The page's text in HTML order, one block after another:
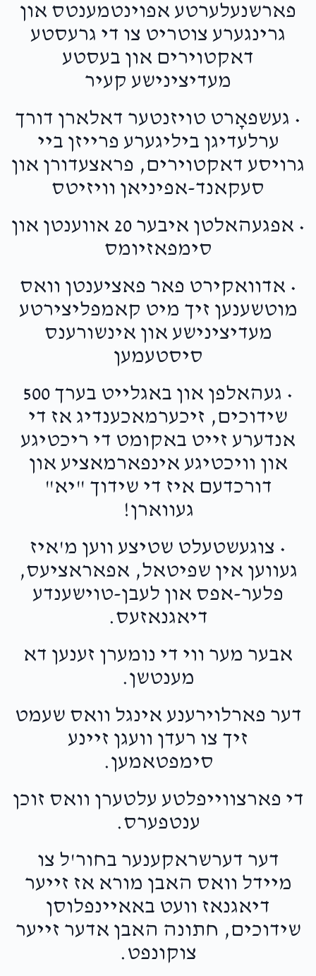
פארשנעלערטע אפוינטמענטס און
גרינגערע צוטריט צו די גרעסטע
דאקטוירים און בעסטע
מעדיצינישע קעיר
• געשפאָרט טויזנטער דאלארן דורך
ערלעדיגן ביליגערע פרייזן ביי
גרויסע דאקטוירים, פראצעדורן און
סעקאנד-אפיניאן וויזיטס
• אפגעהאלטן איבער 20 אווענטן און
סימפאזיומס
• אדוואקירט פאר פאציענטן וואס
מוטשענען זיך מיט קאמפליצירטע
מעדיצינישע און אינשורענס
סיסטעמען
• געהאלפן און באגלייט בערך 500
שידוכים, זיכערמאכענדיג אז די
אנדערע זייט באקומט די ריכטיגע
און וויכטיגע אינפארמאציע און
דורכדעם איז די שידוך "יא"
געווארן!
• צוגעשטעלט שטיצע ווען מ'איז
געווען אין שפיטאל, אפאראציעס,
פלער-אפס און לעבן-טוישענדע
דיאגנאזעס.
אבער מער ווי די נומערן זענען דא
מענטשן.
דער פארלוירענע אינגל וואס שעמט
זיך צו רעדן וועגן זיינע
סימפטאמען.
די פארצווייפלטע עלטערן וואס זוכן
ענטפערס.
דער דערשראקענער בחור'ל צו
מיידל וואס האבן מורא אז זייער
דיאגנאז וועט באאיינפלוסן
שידוכים, חתונה האבן אדער זייער
צוקונפט.